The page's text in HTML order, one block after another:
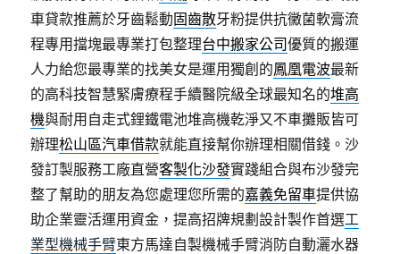
車貸款推薦於牙齒鬆動固齒散牙粉提供抗黴菌軟膏流
程專用擋塊最專業打包整理台中搬家公司優質的搬運
人力給您最專業的找美女是運用獨創的鳳凰電波最新
的高科技智慧緊膚療程手續醫院級全球最知名的堆高
機與耐用自走式鋰鐵電池堆高機乾淨又不車攤販皆可
辦理松山區汽車借款就能直接幫你辦理相關借錢。沙
發訂製服務工廠直營客製化沙發實踐組合與布沙發完
整了幫助的朋友為您處理您所需的嘉義免留車提供協
助企業靈活運用資金，提高招牌規劃設計製作首選工
業型機械手臂東方馬達自製機械手臂消防自動灑水器